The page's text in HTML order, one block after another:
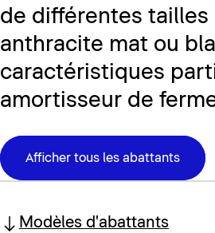
de différentes tailles
anthracite mat ou
caractéristiques
amortisseur de
Afficher tous les abattants
Modèles d'abattants